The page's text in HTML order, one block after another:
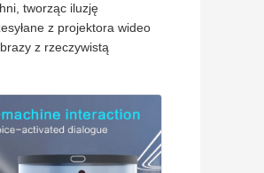
tworząc iluzję
z projektora wideo
z rzeczywistą